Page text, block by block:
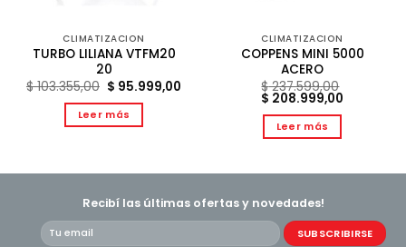
CLIMATIZACION
TURBO LILIANA VTFM20
20
$103.355,00 El
precio
original
era:
$ 103.355,00.
$ 95.999,00
Leer más
CLIMATIZACION
COPPENS MINI 5000
ACERO
$237.599,00
El
precio
original
era:
$ 237.599,00.
$ 208.999,00
Leer más
Recibí las últimas ofertas y novedades!